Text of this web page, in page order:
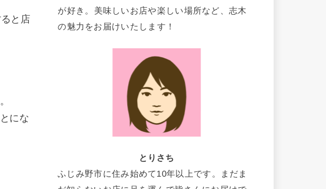
と店
にな
が好き。美味しいお店や楽しい場所など、志木
の魅力をお届けいたします！
とりさち
ふじみ野市に住み始めて10年以上です。まだま